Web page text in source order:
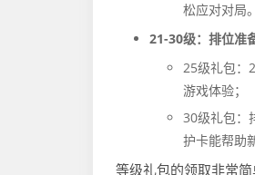
松应对对局。
21-30级：排位准
25级礼包：
游戏体验；
30级礼包：
护卡能帮助
等级礼包的领取非常